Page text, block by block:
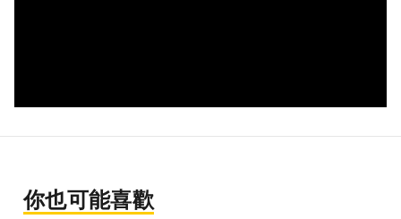
你也可能喜歡